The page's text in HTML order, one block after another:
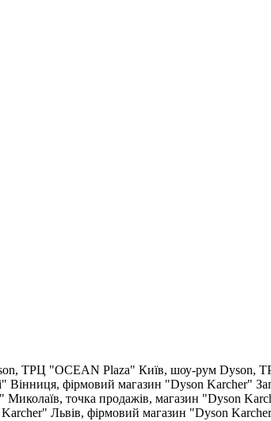
ТРЦ "OCEAN Plaza" Київ, шоу-рум Dyson,
Вінниця, фірмовий магазин "Dyson Karcher"
Миколаїв, точка продажів, магазин "Dyson
Львів, фірмовий магазин "Dyson